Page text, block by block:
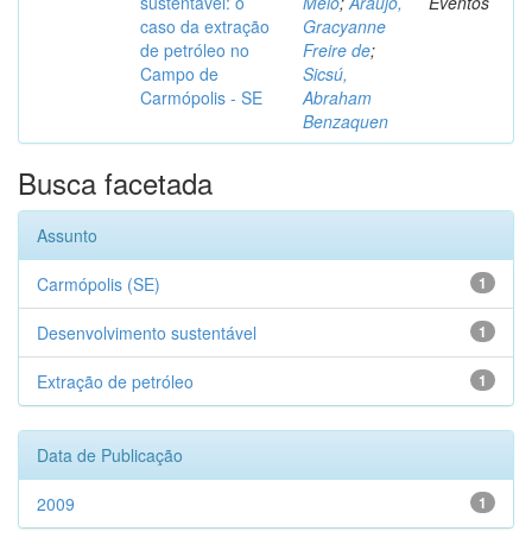
caso da extração
de petróleo no
Campo de
Carmópolis - SE
Gracyanne
Freire de;
Sicsú,
Abraham
Benzaquen
Busca facetada
Assunto
1
Carmópolis (SE)
1
Desenvolvimento sustentável
1
Extração de petróleo
Data de Publicação
1
2009